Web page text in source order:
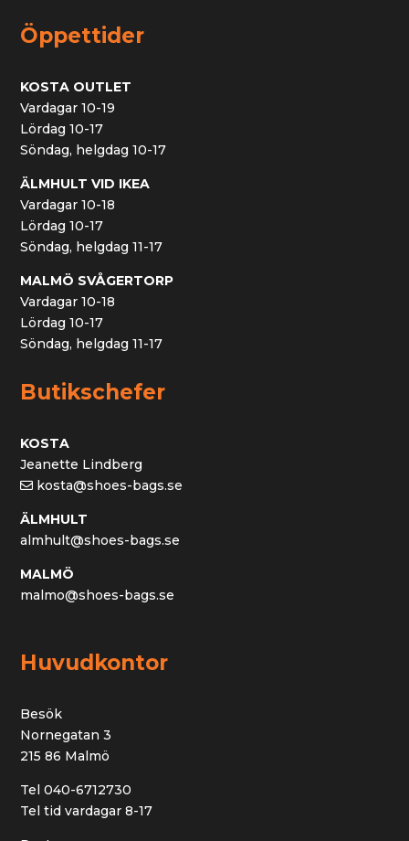
Öppettider
KOSTA OUTLET
Vardagar 10-19
Lördag 10-17
Söndag, helgdag 10-17
ÄLMHULT VID IKEA
Vardagar 10-18
Lördag 10-17
Söndag, helgdag 11-17
MALMÖ SVÅGERTORP
Vardagar 10-18
Lördag 10-17
Söndag, helgdag 11-17
Butikschefer
KOSTA
Jeanette Lindberg
kosta@shoes-bags.se
ÄLMHULT
almhult@shoes-bags.se
MALMÖ
malmo@shoes-bags.se
Huvudkontor
Besök
Nornegatan 3
215 86 Malmö
Tel 040-6712730
Tel tid vardagar 8-17